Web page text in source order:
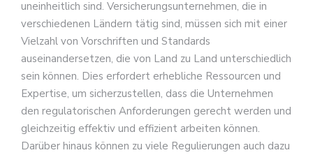
uneinheitlich sind. Versicherungsunternehmen, die in
verschiedenen Ländern tätig sind, müssen sich mit einer
Vielzahl von Vorschriften und Standards
auseinandersetzen, die von Land zu Land unterschiedlich
sein können. Dies erfordert erhebliche Ressourcen und
Expertise, um sicherzustellen, dass die Unternehmen
den regulatorischen Anforderungen gerecht werden und
gleichzeitig effektiv und effizient arbeiten können.
Darüber hinaus können zu viele Regulierungen auch dazu